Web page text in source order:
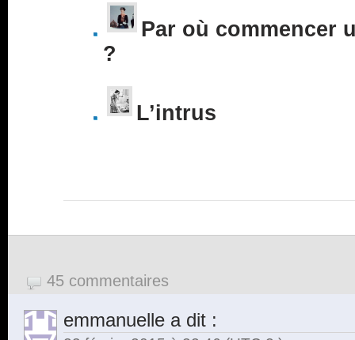
Par où commencer
?
L’intrus
45 commentaires
emmanuelle a dit :